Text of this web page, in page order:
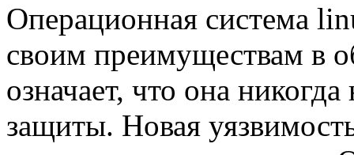
Операционная система
своим преимуществам в
означает, что она
защиты. Новая